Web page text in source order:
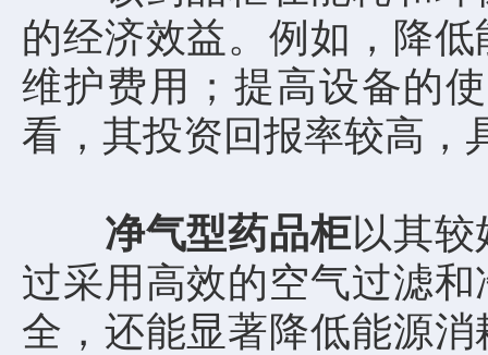
的经济效益。例如，降
维护费用；提高设备的
看，其投资回报率较高，
净气型药品柜以其较
过采用高效的空气过滤
全，还能显著降低能源